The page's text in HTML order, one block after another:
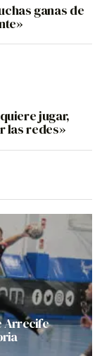
ganas de
jugar,
las redes»
Arrecife